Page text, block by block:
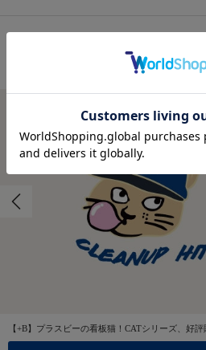
FEATURES
特集
【+B】プラスビーの看板猫！CATシリーズ、好評